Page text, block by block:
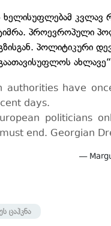
კვლავ
პროევროპული
პოლიტიკური
authorities have
days.
end. Georgian
—
ცაჰკნა